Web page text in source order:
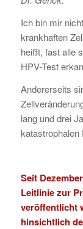
Ich bin mir
krankhaften
heißt, fast alle
HPV-Test
Andererseits
lang und drei
katastrophalen
Seit
Leitlinie zur
veröffentlicht
hinsichtlich